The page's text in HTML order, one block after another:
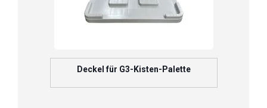
Deckel für G3-Kisten-Palette